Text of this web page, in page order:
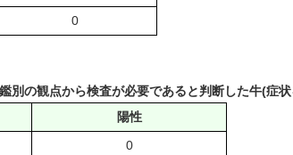
0
の観点から検査が必要であると判断した牛(症
陽性
0